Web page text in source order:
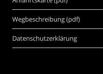
Wegbeschreibung (pdf)
Datenschutzerklärung